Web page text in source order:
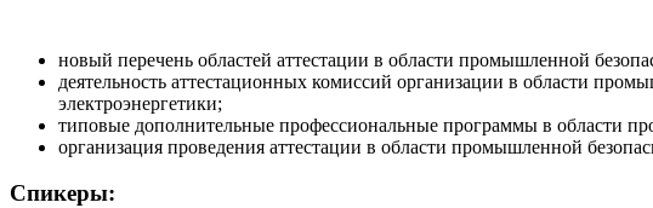
новый перечень областей аттестации в области промышленной
деятельность аттестационных комиссий организации в области
электроэнергетики;
типовые дополнительные профессиональные программы в области
организация проведения аттестации в области промышленной
Спикеры: